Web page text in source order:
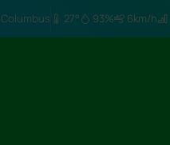
Columbus 27° 93% 6km/h